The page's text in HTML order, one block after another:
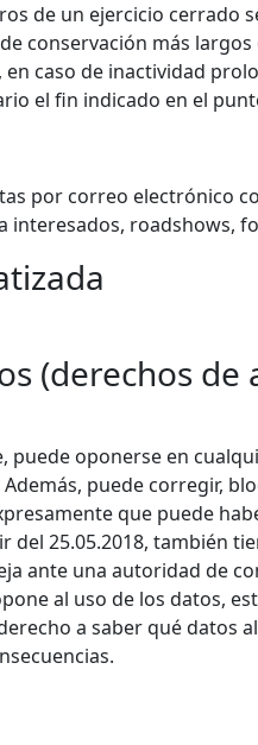
de un ejercicio cerrado
conservación más
caso de inactividad
el fin indicado en el
por correo electrónico
interesados, roadshows,
(derechos de
oponerse en
puede corregir,
que puede
del 25.05.2018, también
ante una autoridad de
al uso de los datos,
a saber qué datos